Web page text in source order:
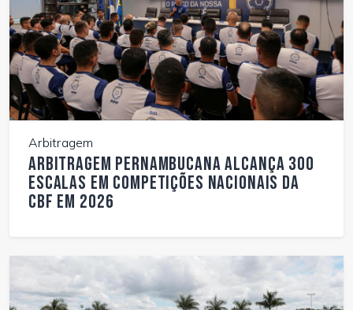
Arbitragem
Arbitragem pernambucana alcança 300
escalas em competições nacionais da
CBF em 2026